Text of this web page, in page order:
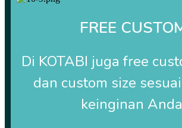
FREE
Di KOTABI juga free
dan custom size
keinginan